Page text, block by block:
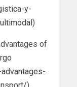
y-
)
of